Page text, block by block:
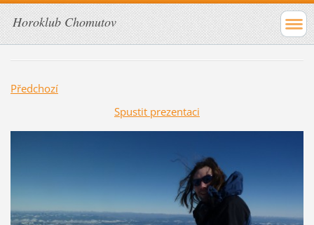
Horoklub Chomutov
Předchozí
Spustit prezentaci